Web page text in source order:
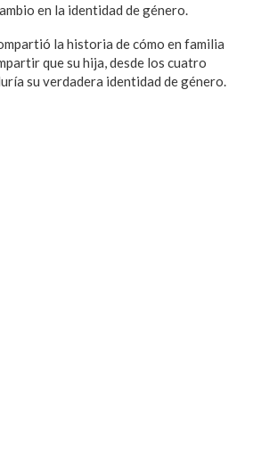
en la identidad de género.
la historia de cómo en familia
que su hija, desde los cuatro
su verdadera identidad de género.